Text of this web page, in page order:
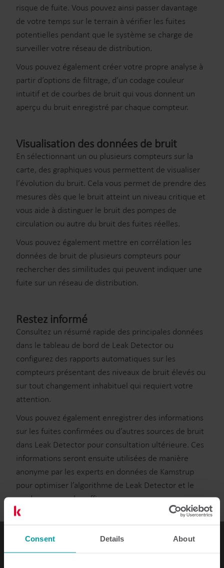
Consent Details About
risque de fuite. Vous pouvez ainsi passer davantage
de votre temps sur le terrain à vérifier les fuites
potentielles pendant que le système se charge de
surveiller votre réseau de distribution.
Vous pouvez également créer votre propre analyse à
partir d’options de filtrage, d’un codage couleur
intuitif et de courbes de bruit qui vous donnent un
aperçu du bruit enregistré par chaque compteur.
Visualisation des données de bruit
En sélectionnant un ou plusieurs compteurs sur la
carte, des graphiques vous permettent de visualiser
l’évolution du bruit. Cela vous permet de prendre des
mesures dès que le bruit atteint un niveau critique et
vous aide à distinguer le bruit des pompes de
circulation ou autre du bruit des fuites réelles.
Vous pouvez également mettre en corrélation les
données de bruit de plusieurs compteurs pour
rechercher des similitudes qui peuvent indiquer une
fuite sur un réseau de distribution.
Restez informé
Consultez un résumé rapide des principales données
dans le tableau de bord de Leak Detector ou
configurez des rapports automatiques sur les
compteurs présentant des niveaux de bruit élevés ou
sur tout changement inhabituel qui requiert votre
attention.
Vous pouvez également enregistrer des informations
sur les fuites confirmées ou d’autres sources de bruit
dans Leak Detector pour consultation ultérieure. Ces
informations seront ensuite utilisées de manière
anonyme par les experts en données de Kamstrup
pour optimiser l’algorithme de Leak Detector et le
rendre encore plus efficace.